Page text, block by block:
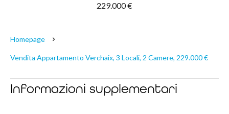
229.000 €
Homepage
Vendita Appartamento Verchaix, 3 Locali, 2 Camere, 229.000 €
Informazioni supplementari